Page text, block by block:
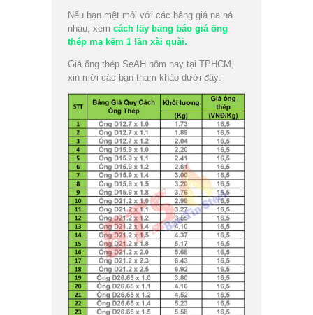
Nếu bạn mệt mỏi với các bảng giá na ná
nhau, xemcách lấy bảng báo giá ống
thép mạ kẽm 1 lần xài quài.
Giá ống thép SeAH hôm nay tại TPHCM,
xin mời các bạn tham khảo dưới đây: